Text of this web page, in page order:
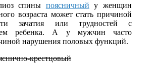
спины поясничный у женщин
возраста может стать причиной
зачатия или трудностей с
ребенка. А у мужчин часто
нарушения половых функций.
крестцовый